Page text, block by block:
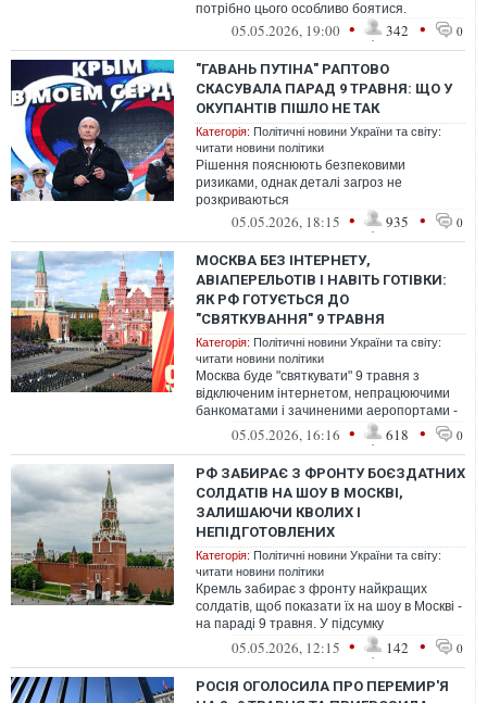
потрібно цього особливо боятися.
05.05.2026, 19:00 • 342 • 0
"ГАВАНЬ ПУТІНА" РАПТОВО
СКАСУВАЛА ПАРАД 9 ТРАВНЯ: ЩО У
ОКУПАНТІВ ПІШЛО НЕ ТАК
Категорія: Політичні новини України та світу:
читати новини політики
Рішення пояснюють безпековими
ризиками, однак деталі загроз не
розкриваються
05.05.2026, 18:15 • 935 • 0
МОСКВА БЕЗ ІНТЕРНЕТУ,
АВІАПЕРЕЛЬОТІВ І НАВІТЬ ГОТІВКИ:
ЯК РФ ГОТУЄТЬСЯ ДО
"СВЯТКУВАННЯ" 9 ТРАВНЯ
Категорія: Політичні новини України та світу:
читати новини політики
Москва буде "святкувати" 9 травня з
відключеним інтернетом, непрацюючими
банкоматами і зачиненими аеропортами -
все заради "безпеки" параду і його орг...
05.05.2026, 16:16 • 618 • 0
РФ ЗАБИРАЄ З ФРОНТУ БОЄЗДАТНИХ
СОЛДАТІВ НА ШОУ В МОСКВІ,
ЗАЛИШАЮЧИ КВОЛИХ І
НЕПІДГОТОВЛЕНИХ
Категорія: Політичні новини України та світу:
читати новини політики
Кремль забирає з фронту найкращих
солдатів, щоб показати їх на шоу в Москві -
на параді 9 травня. У підсумку
залишаються недосвідчені, через що ворог
05.05.2026, 12:15 • 142 • 0
РОСІЯ ОГОЛОСИЛА ПРО ПЕРЕМИР'Я